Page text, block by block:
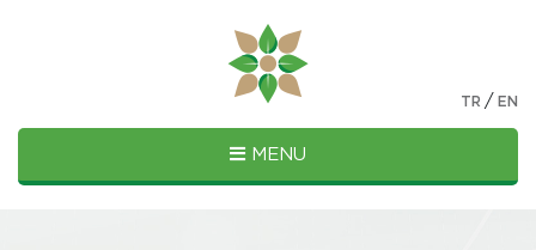
MENU
TR / EN